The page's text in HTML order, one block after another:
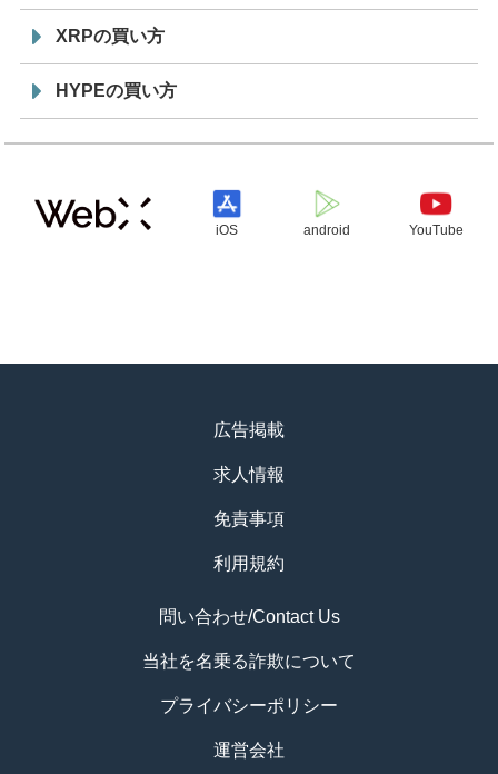
XRPの買い方
HYPEの買い方
iOS android YouTube
広告掲載
求人情報
免責事項
利用規約
問い合わせ/Contact Us
当社を名乗る詐欺について
プライバシーポリシー
運営会社